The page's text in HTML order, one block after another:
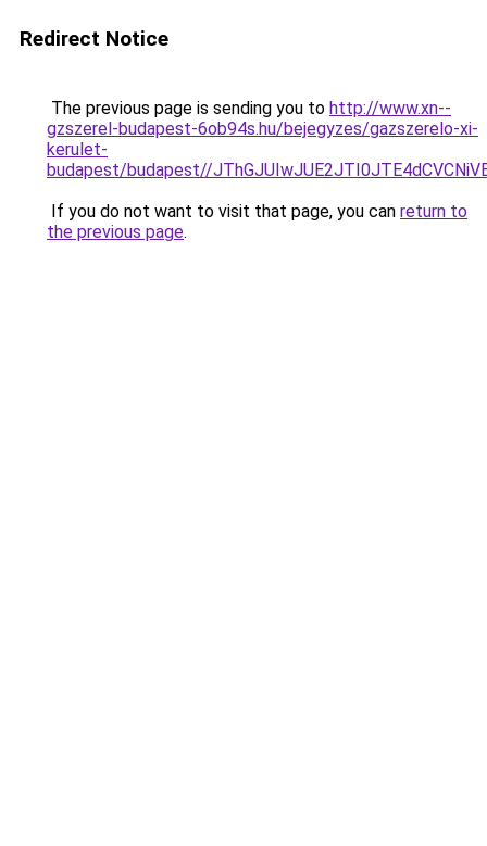
Redirect Notice
The previous page is sending you to http://www.xn--
gzszerel-budapest-6ob94s.hu/bejegyzes/gazszerelo-xi-
kerulet-
budapest/budapest//
If you do not want to visit that page, you can return to
the previous page.